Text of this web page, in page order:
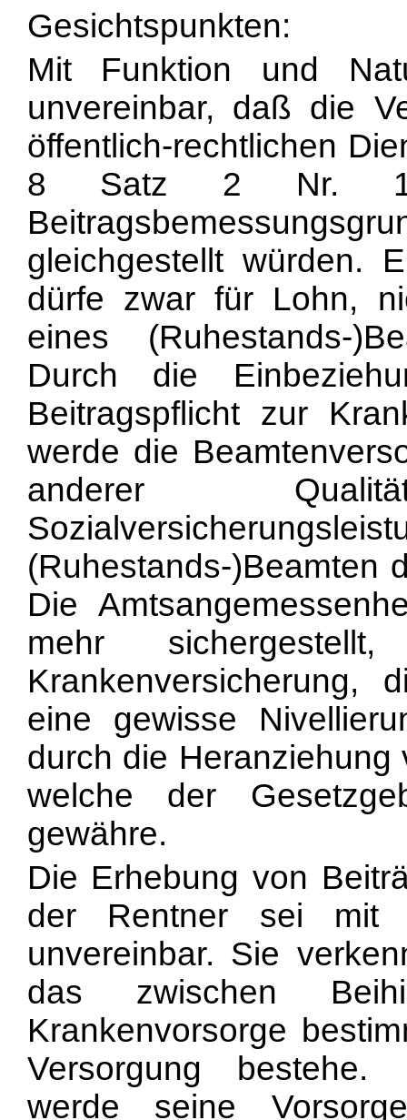
Gesichtspunkten:
Mit Funktion und
unvereinbar, daß die
öffentlich-rechtlichen
8 Satz 2 Nr. 1
gleichgestellt würden.
dürfe zwar für Lohn,
eines (Ruhestands-
Durch die
Beitragspflicht zur
werde die
anderer
(Ruhestands-)Beamten
Die
mehr
Krankenversicherung,
eine gewisse
durch die
welche der
gewähre.
Die Erhebung von
der Rentner sei mit
unvereinbar. Sie
das zwischen
Krankenvorsorge
Versorgung bestehe.
werde seine